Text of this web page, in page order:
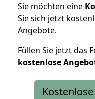
Sie möchten eine
Sie sich jetzt
Angebote.
Füllen Sie jetzt das
kostenlose